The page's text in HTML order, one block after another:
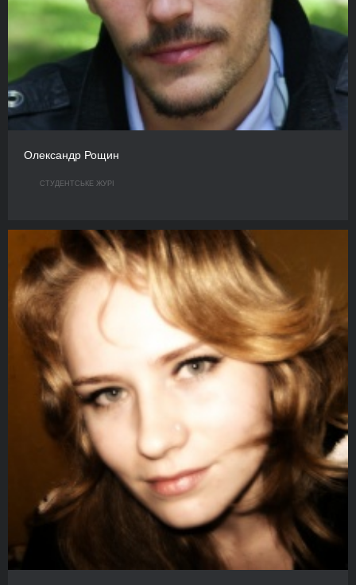
Олександр Рощин
СТУДЕНТСЬКЕ ЖУРІ